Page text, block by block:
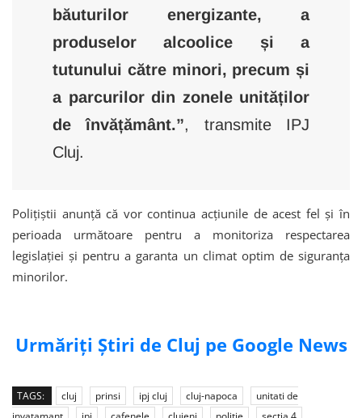
băuturilor energizante, a
produselor alcoolice și a
tutunului către minori, precum și
a parcurilor din zonele unităților
de învățământ.”, transmite IPJ
Cluj.
Polițiștii anunță că vor continua acțiunile de acest fel și în
perioada următoare pentru a monitoriza respectarea
legislației și pentru a garanta un climat optim de siguranța
minorilor.
Urmăriți Știri de Cluj pe Google News
TAGS: cluj prinsi ipj cluj cluj-napoca
unitati de